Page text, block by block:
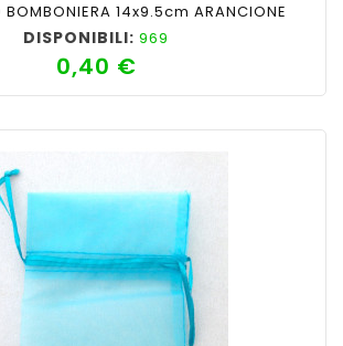
BOMBONIERA 14x9.5cm ARANCIONE
DISPONIBILI: 969
0,40 €Prezzo